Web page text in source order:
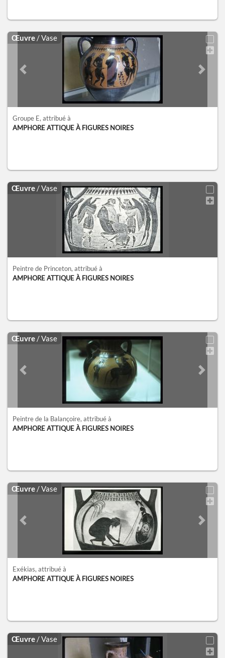
Œuvre / Vase
Previous slide Next
Groupe E, attribué à
AMPHORE ATTIQUE À FIGURES NOIRES
Œuvre / Vase
Peintre de Princeton, attribué à
AMPHORE ATTIQUE À FIGURES NOIRES
Œuvre / Vase
Previous slide Next
Peintre de la Balançoire, attribué à
AMPHORE ATTIQUE À FIGURES NOIRES
Œuvre / Vase
Previous slide Next
Exékias, attribué à
AMPHORE ATTIQUE À FIGURES NOIRES
Œuvre / Vase